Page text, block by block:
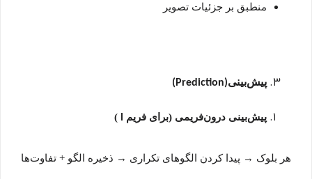
منطبق بر جزئیات تصویر
پیش‌بینی(Prediction)
پیش‌بینی درون‌فریمی (برای فریم I
)
هر بلوک → پیدا کردن الگوهای تکراری → ذخیره الگو + تفاوت‌ها